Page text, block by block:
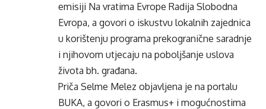
emisiji Na vratima Evrope Radija Slobodna
Evropa, a govori o iskustvu lokalnih zajednica
u korištenju programa prekogranične saradnje
i njihovom utjecaju na poboljšanje uslova
života bh. građana.
Priča Selme Melez objavljena je na portalu
BUKA, a govori o Erasmus+ i mogućnostima